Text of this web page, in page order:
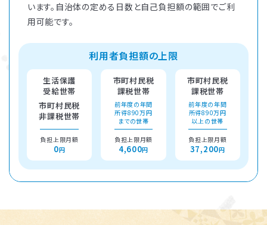
います。自治体の定める日数と自己負担額の範囲でご利
用可能です。
利用者負担額の上限
生活保護
受給世帯
市町村民税
非課税世帯
負担上限月額
0円
市町村民税
課税世帯
前年度の年間
所得890万円
までの世帯
負担上限月額
4,600円
市町村民税
課税世帯
前年度の年間
所得890万円
以上の世帯
負担上限月額
37,200円